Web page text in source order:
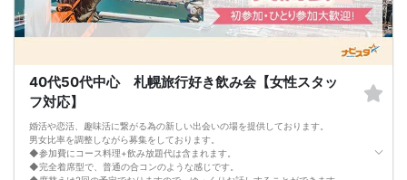
40代50代中心 札幌旅行好き飲み会【女性スタッ
フ対応】
婚活や恋活、趣味活に繋がる為の新しい出会いの場を提供しております。
男女比率を調整しながら募集をしております。
◆参加費にコース料理+飲み放題代は含まれます。
◆完全着席型で、普通の合コンのような感じです。